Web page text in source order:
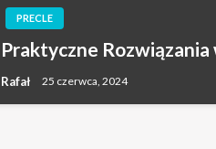
PRECLE
Praktyczne
Rafał 25 czerwca, 2024